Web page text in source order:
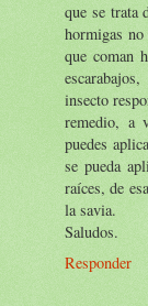
que se trata
hormigas
que coman
insecto
remedio, a
puedes
se pueda
raíces, de
la savia.
Saludos.
Responder